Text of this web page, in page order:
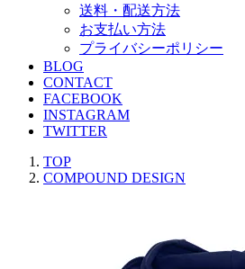
送料・配送方法
お支払い方法
プライバシーポリシー
BLOG
CONTACT
FACEBOOK
INSTAGRAM
TWITTER
TOP
COMPOUND DESIGN